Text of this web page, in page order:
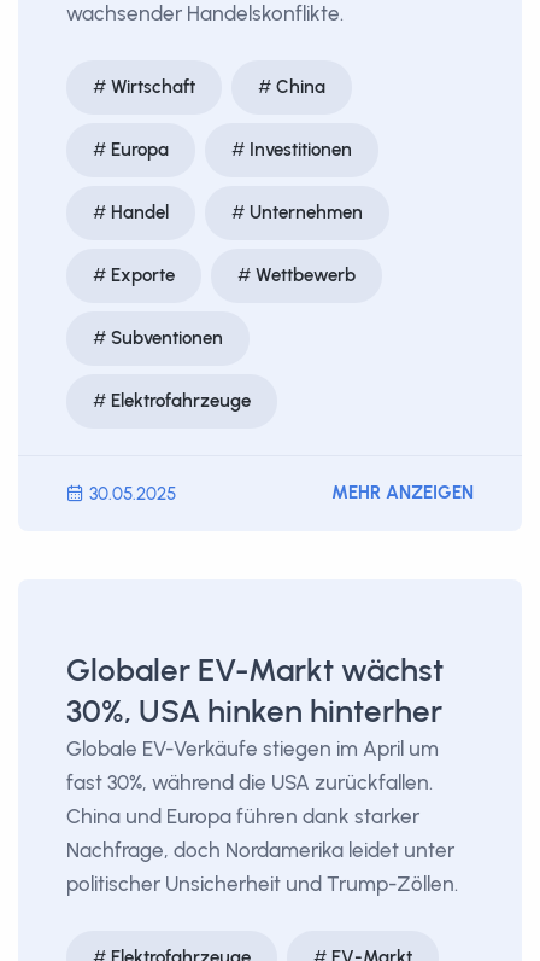
wachsender Handelskonflikte.
Wirtschaft China
Europa Investitionen
Handel Unternehmen
Exporte Wettbewerb
Subventionen
Elektrofahrzeuge
30.05.2025 MEHR ANZEIGEN
Globaler EV-Markt wächst
30%, USA hinken hinterher
Globale EV-Verkäufe stiegen im April um
fast 30%, während die USA zurückfallen.
China und Europa führen dank starker
Nachfrage, doch Nordamerika leidet unter
politischer Unsicherheit und Trump-Zöllen.